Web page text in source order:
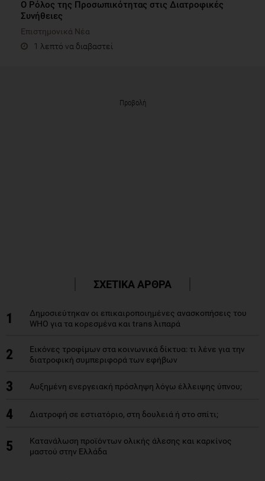
O Ρόλος της Προσωπικότητας στις Διατροφικές
Συνήθειες
Επιστημονικά Νέα
1 λεπτό να διαβαστεί
Προβολή
ΣΧΕΤΙΚΑ ΑΡΘΡΑ
1
Δημοσιεύτηκαν οι επικαιροποιημένες ανασκοπήσεις του
WHO για τα κορεσμένα και trans λιπαρά
2
Εικόνες τροφίμων στα κοινωνικά δίκτυα: τι λένε για την
διατροφική συμπεριφορά των εφήβων
3 Αυξημένη ενεργειακή πρόσληψη λόγω έλλειψης ύπνου;
4 Διατροφή σε εστιατόριο, στη δουλειά ή στο σπίτι;
5
Κατανάλωση προϊόντων ολικής άλεσης και καρκίνος
μαστού στην Ελλάδα